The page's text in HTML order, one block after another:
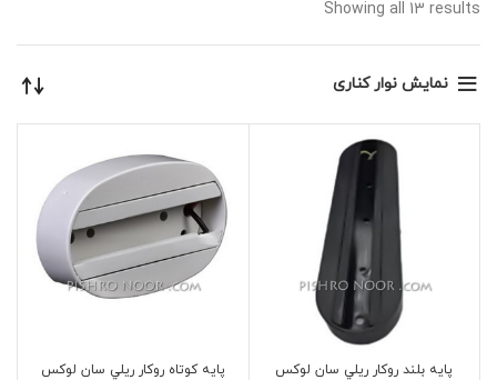
Showing all 13 results
نمایش نوار کناری
پايه بلند روكار ريلي سان لوکس پايه کوتاه روكار ريلي سان لوکس